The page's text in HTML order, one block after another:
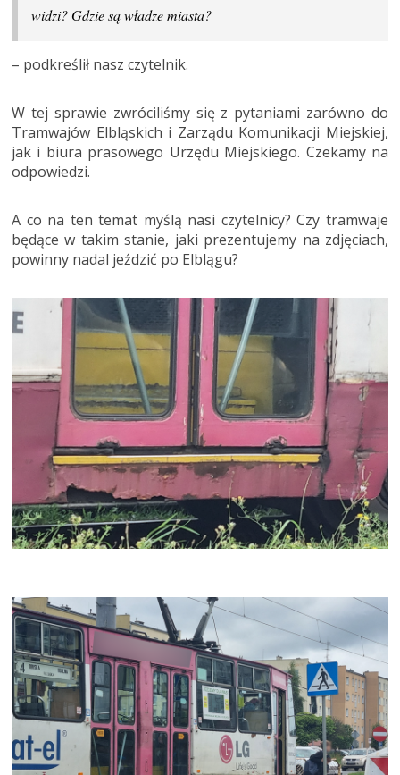
widzi? Gdzie są władze miasta?
– podkreślił nasz czytelnik.
W tej sprawie zwróciliśmy się z pytaniami zarówno do
Tramwajów Elbląskich i Zarządu Komunikacji Miejskiej,
jak i biura prasowego Urzędu Miejskiego. Czekamy na
odpowiedzi.
A co na ten temat myślą nasi czytelnicy? Czy tramwaje
będące w takim stanie, jaki prezentujemy na zdjęciach,
powinny nadal jeździć po Elblągu?